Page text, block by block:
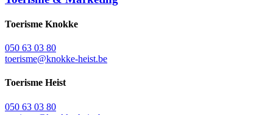
Toerisme Knokke
050 63 03 80
toerisme@knokke-heist.be
Toerisme Heist
050 63 03 80